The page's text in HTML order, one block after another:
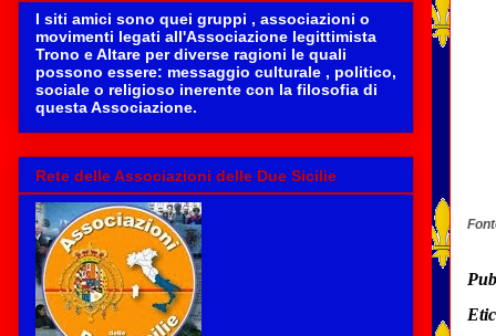
I siti amici sono quei gruppi , associazioni o
movimenti legati all'Associazione legittimista
Trono e Altare per diverse ragioni le quali
possono essere: messaggio culturale , politico,
sociale o religioso inerente con la filosofia di
questa Associazione.
Rete delle Associazioni delle Due Sicilie